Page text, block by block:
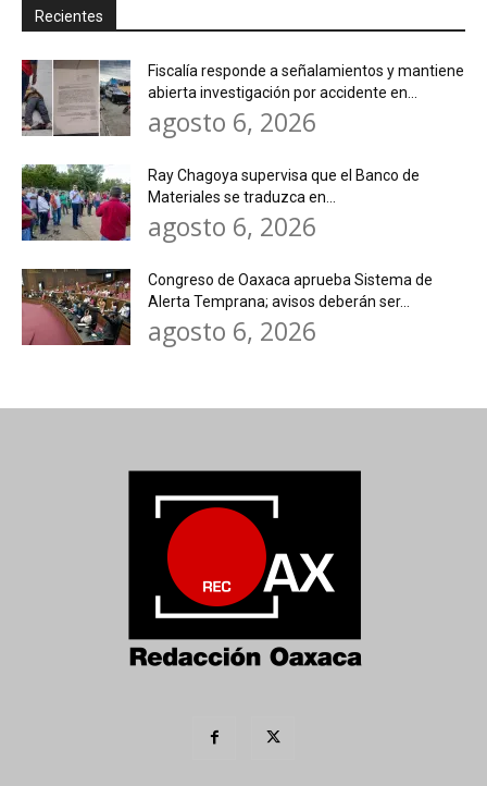
Recientes
Fiscalía responde a señalamientos y mantiene
abierta investigación por accidente en...
agosto 6, 2026
Ray Chagoya supervisa que el Banco de
Materiales se traduzca en...
agosto 6, 2026
Congreso de Oaxaca aprueba Sistema de
Alerta Temprana; avisos deberán ser...
agosto 6, 2026